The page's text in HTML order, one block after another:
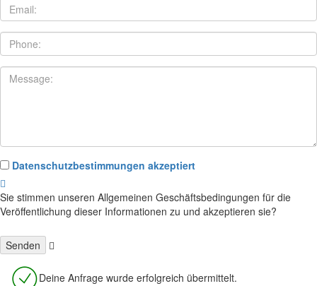
Datenschutzbestimmungen akzeptiert
Sie stimmen unseren Allgemeinen Geschäftsbedingungen für die
Veröffentlichung dieser Informationen zu und akzeptieren sie?
Deine Anfrage wurde erfolgreich übermittelt.